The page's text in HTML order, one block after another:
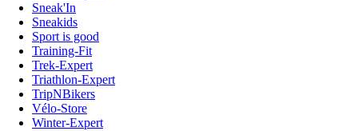
Sneak'In
Sneakids
Sport is good
Training-Fit
Trek-Expert
Triathlon-Expert
TripNBikers
Vélo-Store
Winter-Expert